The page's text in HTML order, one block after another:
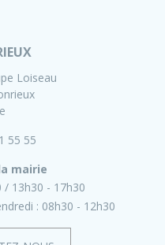
Loiseau
55 55
mairie
13h30 - 17h30
: 08h30 - 12h30